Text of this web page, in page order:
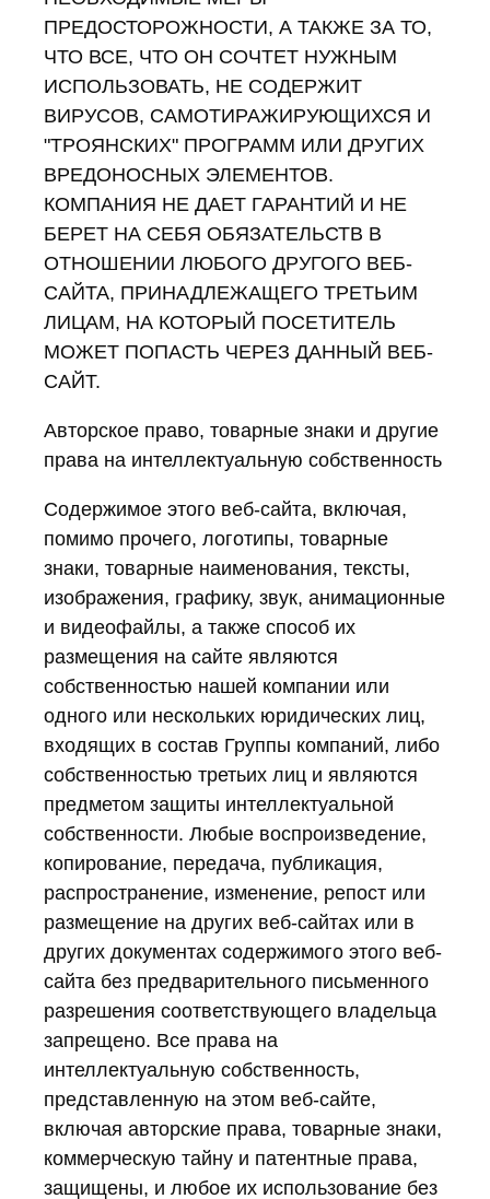
ПРЕДОСТОРОЖНОСТИ, А ТАКЖЕ ЗА ТО,
ЧТО ВСЕ, ЧТО ОН СОЧТЕТ НУЖНЫМ
ИСПОЛЬЗОВАТЬ, НЕ СОДЕРЖИТ
ВИРУСОВ, САМОТИРАЖИРУЮЩИХСЯ И
"ТРОЯНСКИХ" ПРОГРАММ ИЛИ ДРУГИХ
ВРЕДОНОСНЫХ ЭЛЕМЕНТОВ.
КОМПАНИЯ НЕ ДАЕТ ГАРАНТИЙ И НЕ
БЕРЕТ НА СЕБЯ ОБЯЗАТЕЛЬСТВ В
ОТНОШЕНИИ ЛЮБОГО ДРУГОГО ВЕБ-
САЙТА, ПРИНАДЛЕЖАЩЕГО ТРЕТЬИМ
ЛИЦАМ, НА КОТОРЫЙ ПОСЕТИТЕЛЬ
МОЖЕТ ПОПАСТЬ ЧЕРЕЗ ДАННЫЙ ВЕБ-
САЙТ.
Авторское право, товарные знаки и другие
права на интеллектуальную собственность
Содержимое этого веб-сайта, включая,
помимо прочего, логотипы, товарные
знаки, товарные наименования, тексты,
изображения, графику, звук, анимационные
и видеофайлы, а также способ их
размещения на сайте являются
собственностью нашей компании или
одного или нескольких юридических лиц,
входящих в состав Группы компаний, либо
собственностью третьих лиц и являются
предметом защиты интеллектуальной
собственности. Любые воспроизведение,
копирование, передача, публикация,
распространение, изменение, репост или
размещение на других веб-сайтах или в
других документах содержимого этого веб-
сайта без предварительного письменного
разрешения соответствующего владельца
запрещено. Все права на
интеллектуальную собственность,
представленную на этом веб-сайте,
включая авторские права, товарные знаки,
коммерческую тайну и патентные права,
защищены, и любое их использование без